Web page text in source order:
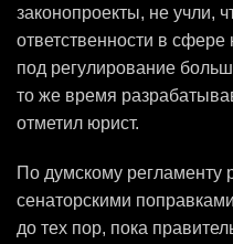
законопроекты, не учли,
ответственности в
под регулирование
то же время
отметил юрист.
По думскому регламенту
сенаторскими
до тех пор, пока